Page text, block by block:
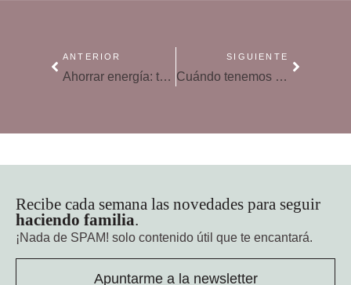
ANTERIOR
Ahorrar energía: trucos para enseñar a los niños
SIGUIENTE
Cuándo tenemos que empezar a vigilar el sobrepeso infantil
Recibe cada semana las novedades para seguir
haciendo familia.
¡Nada de SPAM! solo contenido útil que te encantará.
Apuntarme a la newsletter